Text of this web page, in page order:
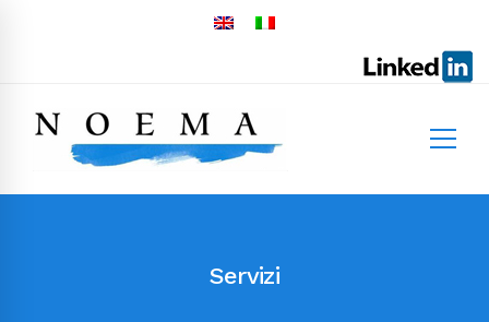
Servizi